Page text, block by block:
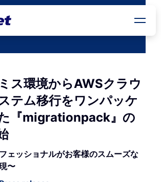
スキップ
ス環境からAWSクラウ
テム移行をワンパッケ
『migrationpack』の
ェッショナルがお客様のスムーズな
〜